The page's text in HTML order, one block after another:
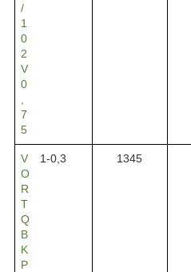
/
1
0
2
V
0
7
5
V
O
R
T
Q
B
K
P
1-0,3 1345